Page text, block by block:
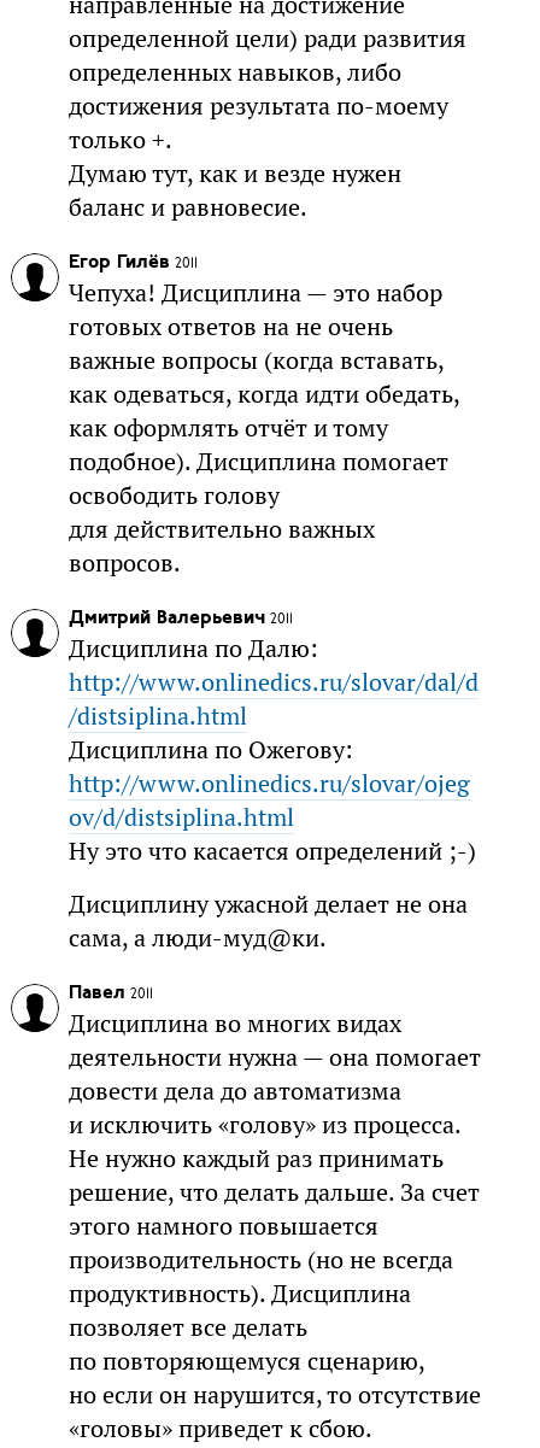
определенной цели) ради развития
определенных навыков, либо
достижения результата по-моему
только +.
Думаю тут, как и везде нужен
баланс и равновесие.
Егор Гилёв 2011
Чепуха! Дисциплина — это набор
готовых ответов на не очень
важные вопросы (когда вставать,
как одеваться, когда идти обедать,
как оформлять отчёт и тому
подобное). Дисциплина помогает
освободить голову
для действительно важных
вопросов.
Дмитрий Валерьевич 2011
Дисциплина по Далю:
http://www.onlinedics.ru/slovar/dal/d
/distsiplina.html
Дисциплина по Ожегову:
http://www.onlinedics.ru/slovar/ojeg
ov/d/distsiplina.html
Ну это что касается определений ;-)
Дисциплину ужасной делает не она
сама, а люди-муд@ки.
Павел 2011
Дисциплина во многих видах
деятельности нужна — она помогает
довести дела до автоматизма
и исключить «голову» из процесса.
Не нужно каждый раз принимать
решение, что делать дальше. За счет
этого намного повышается
производительность (но не всегда
продуктивность). Дисциплина
позволяет все делать
по повторяющемуся сценарию,
но если он нарушится, то отсутствие
«головы» приведет к сбою.